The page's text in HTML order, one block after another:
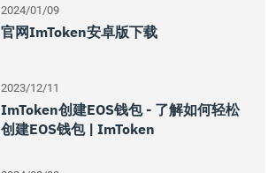
2024/01/09
官网imToken安卓版下载
2023/12/11
ImToken创建EOS钱包 - 了解如何轻松
创建EOS钱包 | ImToken